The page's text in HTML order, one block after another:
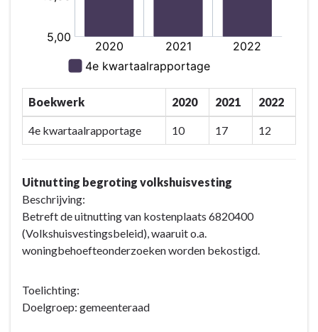
Boekwerk 2020 2021 2022
4e kwartaalrapportage 10 17 12
Uitnutting begroting volkshuisvesting
Beschrijving:
Betreft de uitnutting van kostenplaats 6820400
(Volkshuisvestingsbeleid), waaruit o.a.
woningbehoefteonderzoeken worden bekostigd.
Toelichting:
Doelgroep: gemeenteraad